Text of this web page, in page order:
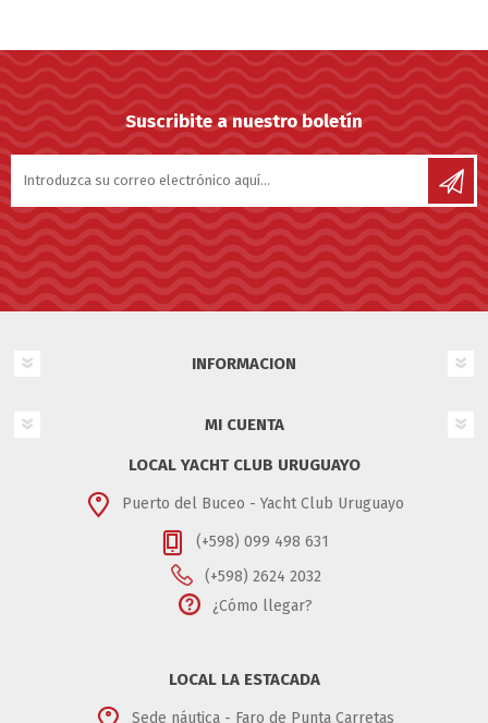
Suscribite a nuestro boletín
INFORMACION
MI CUENTA
LOCAL YACHT CLUB URUGUAYO
Puerto del Buceo - Yacht Club Uruguayo
(+598) 099 498 631
(+598) 2624 2032
¿Cómo llegar?
LOCAL LA ESTACADA
Sede náutica - Faro de Punta Carretas